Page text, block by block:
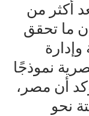
أكثر من
ما تحقق
نموذجًا
أن مصر،
نحو